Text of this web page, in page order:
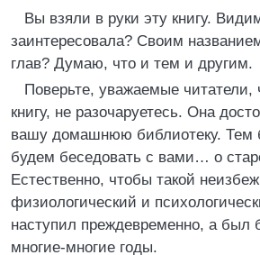
Вы взяли в руки эту книгу.
заинтересовала? Своим
глав? Думаю, что и тем и другим.
Поверьте, уважаемые читатели,
книгу, не разочаруетесь. Она
вашу домашнюю библиотеку. Тем
будем беседовать с вами… о
Естественно, чтобы такой
физиологический и
наступил преждевременно, а был
многие-многие годы.